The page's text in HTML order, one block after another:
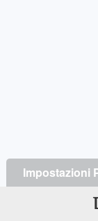
Impostazioni